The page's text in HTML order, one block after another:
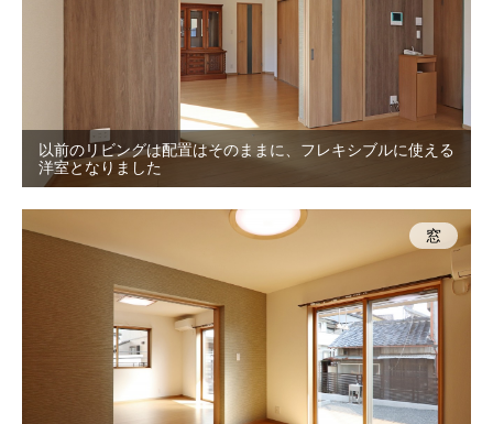
以前のリビングは配置はそのままに、フレキシブルに使える
洋室となりました
窓